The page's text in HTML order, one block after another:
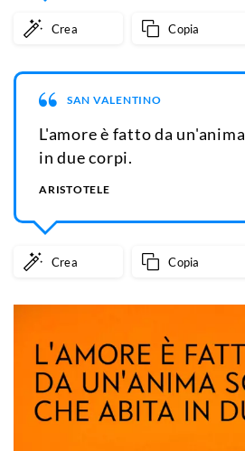
Crea Copia
SAN VALENTINO
L'amore è fatto da
in due corpi.
ARISTOTELE
Crea Copia